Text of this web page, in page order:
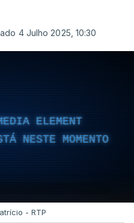
4 Julho 2025, 10:30
ELEMENT
NESTE MOMENTO
- RTP